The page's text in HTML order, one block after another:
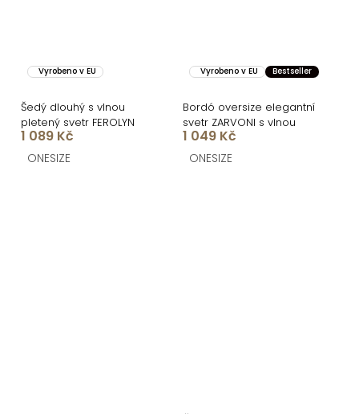
Vyrobeno v EU
Šedý dlouhý s vlnou
pletený svetr FEROLYN
1 089 Kč
ONESIZE
Vyrobeno v EU Bestseller
Bordó oversize elegantní
svetr ZARVONI s vlnou
1 049 Kč
ONESIZE